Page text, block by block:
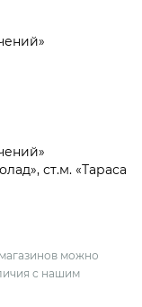
ст.м. «Тараса
можно
с нашим